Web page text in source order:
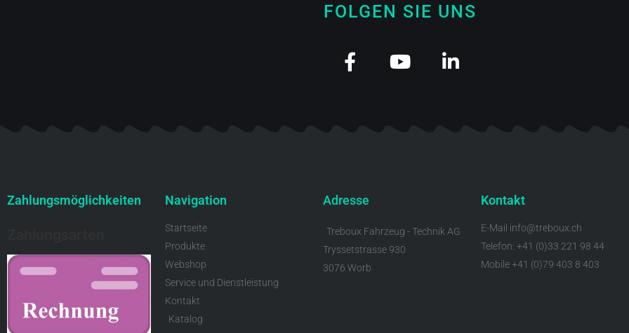
FOLGEN SIE UNS
Zahlungsmöglichkeiten Navigation
Startseite
Produkte
Webshop
Service und Dienstleistung
Kontakt
Katalog
Adresse
Treboux Fahrzeug - Technik AG
Tryssetstrasse 930
3076 Worb
Kontakt
E-Mail info@treboux.ch
Telefon: +41 (0)33 221 98 44
Mobile +41 (0)79 403 8 403